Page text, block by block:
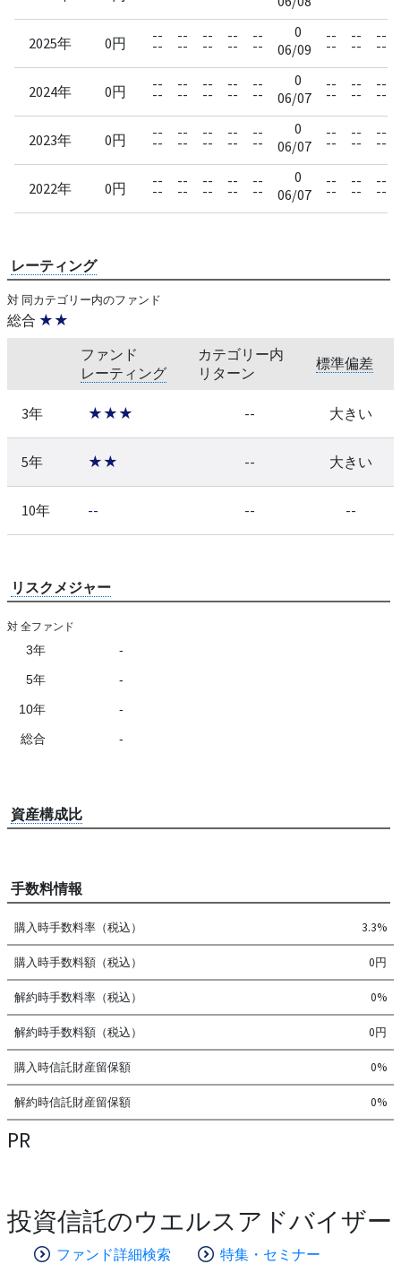
2025年 0円 --
--
--
--
--
--
--
--
--
--
0
06/09
--
--
--
--
--
--
2024年 0円 --
--
--
--
--
--
--
--
--
--
0
06/07
--
--
--
--
--
--
2023年 0円 --
--
--
--
--
--
--
--
--
--
0
06/07
--
--
--
--
--
--
2022年 0円 --
--
--
--
--
--
--
--
--
--
0
06/07
--
--
--
--
--
--
レーティング
対 同カテゴリー内のファンド
総合 ★★
ファンド
レーティング
カテゴリー内
リターン
標準偏差
3年 ★★★ -- 大きい
5年 ★★ -- 大きい
10年 -- -- --
リスクメジャー
対 全ファンド
3年 -
5年 -
10年 -
総合 -
資産構成比
手数料情報
購入時手数料率（税込） 3.3%
購入時手数料額（税込） 0円
解約時手数料率（税込） 0%
解約時手数料額（税込） 0円
購入時信託財産留保額 0%
解約時信託財産留保額 0%
PR
投資信託のウエルスアドバイザー
ファンド詳細検索
特集・セミナー